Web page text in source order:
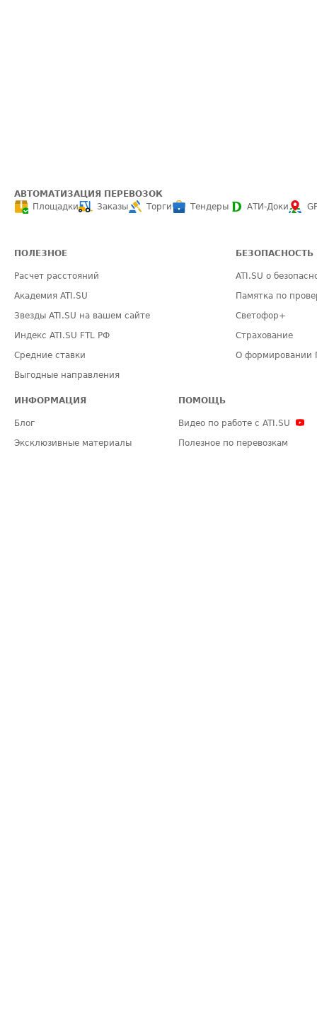
АВТОМАТИЗАЦИЯ ПЕРЕВОЗОК
Площадки
Заказы Торги Тендеры АТИ-Доки
ПОЛЕЗНОЕ
Расчет расстояний
Академия ATI.SU
Звезды ATI.SU на вашем сайте
Индекс ATI.SU FTL РФ
Средние ставки
Выгодные направления
БЕЗОПАСНОСТЬ
ATI.SU о
Памятка по
Светофор+
Страхование
О формировании
ИНФОРМАЦИЯ
Блог
Эксклюзивные материалы
ПОМОЩЬ
Видео по работе с ATI.SU
Полезное по перевозкам